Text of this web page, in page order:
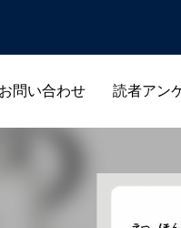
お問い合わせ 読者アン
themes/